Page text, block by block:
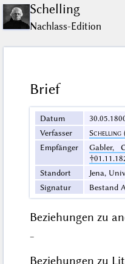
Schelling
Nachlass-Edition
Brief
Datum
Verfasser
Schelling
Empfänger
Gabler,
Standort
Jena,
Signatur
Bestand
Beziehungen zu
–
Beziehungen zu